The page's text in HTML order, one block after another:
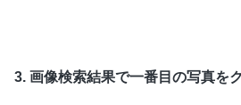
3. 画像検索結果で一番目の写真を